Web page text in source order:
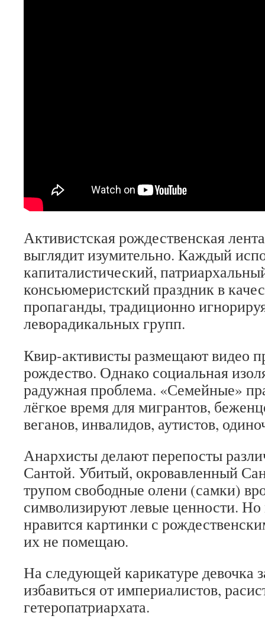
Активистская рождественская
выглядит изумительно. Каждый
капиталистический,
консьюмеристский праздник в
пропаганды, традиционно
леворадикальных групп.
Квир-активисты размещают видео
рождество. Однако социальная
радужная проблема. «Семейные»
лёгкое время для мигрантов,
веганов, инвалидов, аутистов,
Анархисты делают перепосты
Сантой. Убитый, окровавленный
трупом свободные олени (самки)
символизируют левые ценности. Но
нравится картинки с
их не помещаю.
На следующей карикатуре девочка
избавиться от империалистов,
гетеропатриархата.